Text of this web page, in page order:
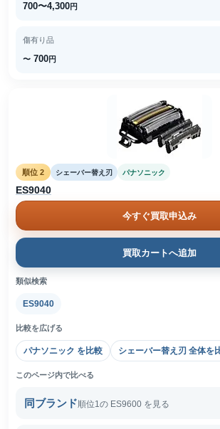
700〜4,300円
傷有り品
〜 700円
順位 2 シェーバー替え刃 パナソニック
ES9040
今すぐ買取申込み
買取カートへ追加
類似検索
ES9040
比較を広げる
パナソニック を比較 シェーバー替え刃 全体を
このページ内で比べる
同ブランド 順位1の ES9600 を見る